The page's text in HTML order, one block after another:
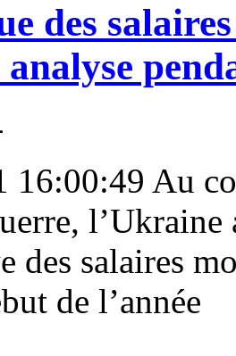
des
16:00:49 Au
des salaires
de l’année